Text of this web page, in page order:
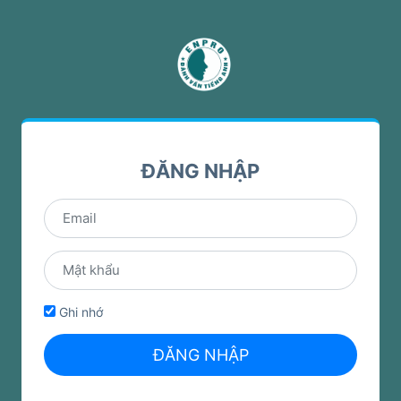
ĐĂNG NHẬP
Ghi nhớ
ĐĂNG NHẬP